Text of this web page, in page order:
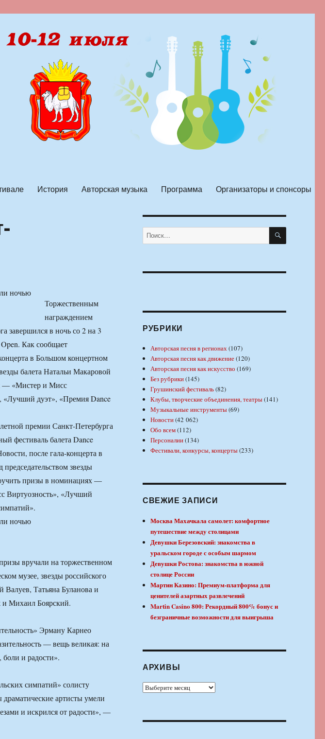
История Авторская музыка Программа Организаторы и спонсоры
Торжественным
награждением
завершился в ночь со 2 на 3
Как сообщает
в Большом концертном
балета Натальи Макаровой
— «Мистер и Мисс
«Лучший дуэт», «Премия Dance
премии Санкт-Петербурга
фестиваль балета Dance
после гала-концерта в
звезды
призы в номинациях —
Виртуозность», «Лучший
вручали на торжественном
музее, звезды российского
Татьяна Буланова и
Михаил Боярский.
Эрману Карнео
— вещь великая: на
боли и радости».
симпатий» солисту
артисты умели
и искрился от радости», —
Искать: ПОИСК
РУБРИКИ
Авторская песня в регионах(107)
Авторская песня как движение(120)
Авторская песня как искусство (169)
Без рубрики(145)
Грушинский фестиваль(82)
Клубы, творческие объединения, театры(141)
Музыкальные инструменты(69)
Новости(42 062)
Обо всем(112)
Персоналии(134)
Фестивали, конкурсы, концерты(233)
СВЕЖИЕ ЗАПИСИ
Москва Махачкала самолет: комфортное
путешествие между столицами
Девушки Березовский: знакомства в
уральском городе с особым шармом
Девушки Ростова: знакомства в южной
столице России
Мартин Казино: Премиум-платформа для
ценителей азартных развлечений
Martin Casino 800: Рекордный 800% бонус и
безграничные возможности для выигрыша
АРХИВЫ
Архивы